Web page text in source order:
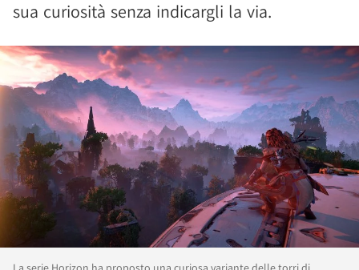
sua curiosità senza indicargli la via.